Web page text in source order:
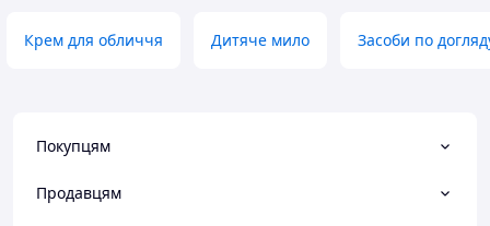
Крем для обличчя Дитяче мило Засоби по
Покупцям
Продавцям